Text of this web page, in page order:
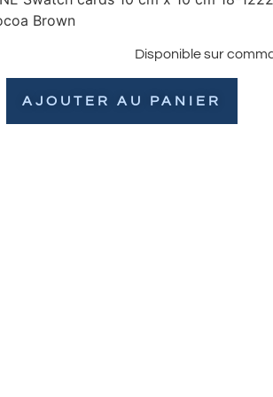
Brown
Disponible sur
AJOUTER AU PANIER